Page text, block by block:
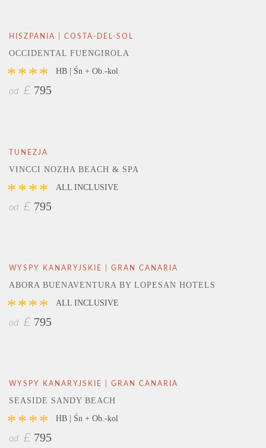
HISZPANIA | COSTA-DEL-SOL
OCCIDENTAL FUENGIROLA
**** HB | Śn + Ob.-kol
od £ 795
TUNEZJA
VINCCI NOZHA BEACH & SPA
**** ALL INCLUSIVE
od £ 795
WYSPY KANARYJSKIE | GRAN CANARIA
ABORA BUENAVENTURA BY LOPESAN HOTELS
**** ALL INCLUSIVE
od £ 795
WYSPY KANARYJSKIE | GRAN CANARIA
SEASIDE SANDY BEACH
**** HB | Śn + Ob.-kol
od £ 795